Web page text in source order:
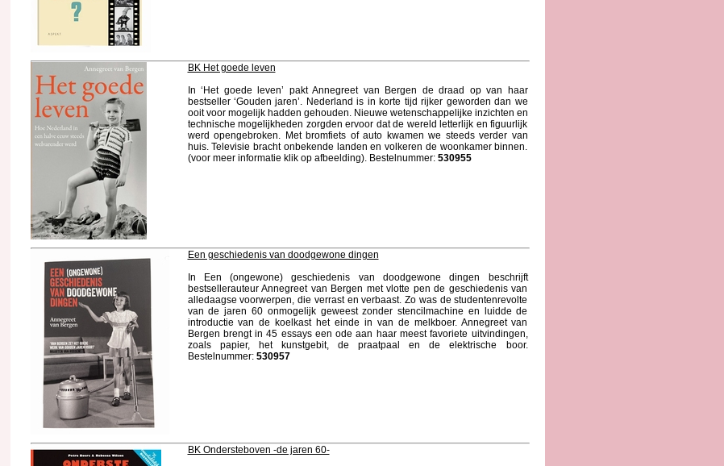
BK Het goede leven
In ‘Het goede leven’ pakt Annegreet van Bergen de draad op van haar
bestseller ‘Gouden jaren’. Nederland is in korte tijd rijker geworden dan we
ooit voor mogelijk hadden gehouden. Nieuwe wetenschappelijke inzichten en
technische mogelijkheden zorgden ervoor dat de wereld letterlijk en figuurlijk
werd opengebroken. Met bromfiets of auto kwamen we steeds verder van
huis. Televisie bracht onbekende landen en volkeren de woonkamer binnen.
(voor meer informatie klik op afbeelding). Bestelnummer: 530955
Een geschiedenis van doodgewone dingen
In Een (ongewone) geschiedenis van doodgewone dingen beschrijft
bestsellerauteur Annegreet van Bergen met vlotte pen de geschiedenis van
alledaagse voorwerpen, die verrast en verbaast. Zo was de studentenrevolte
van de jaren 60 onmogelijk geweest zonder stencilmachine en luidde de
introductie van de koelkast het einde in van de melkboer. Annegreet van
Bergen brengt in 45 essays een ode aan haar meest favoriete uitvindingen,
zoals papier, het kunstgebit, de praatpaal en de elektrische boor.
Bestelnummer: 530957
BK Ondersteboven -de jaren 60-